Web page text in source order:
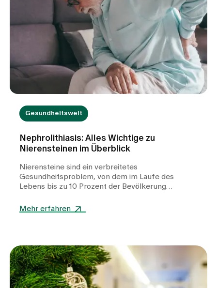
Gesundheitswelt
Nephrolithiasis: Alles Wichtige zu
Nierensteinen im Überblick
Nierensteine sind ein verbreitetes
Gesundheitsproblem, von dem im Laufe des
Lebens bis zu 10 Prozent der Bevölkerung
Harnleiter, können sie starke kolikartige
Entstehung von Nierensteinen wird durch
verschiedene Faktoren begünstigt. Neben
Ernährungsgewohnheiten und einer zu geringen
Flüssigkeitszufuhr können bei manchen
Betroffenen auch Stoffwechselstörungen die
Mehr erfahren